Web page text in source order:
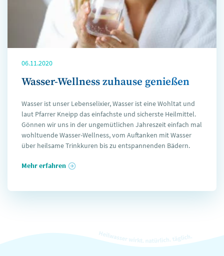
06.11.2020
Wasser-Wellness zuhause genießen
Wasser ist unser Lebenselixier, Wasser ist eine Wohltat und
laut Pfarrer Kneipp das einfachste und sicherste Heilmittel.
Gönnen wir uns in der ungemütlichen Jahreszeit einfach mal
wohltuende Wasser-Wellness, vom Auftanken mit Wasser
über heilsame Trinkkuren bis zu entspannenden Bädern.
Mehr erfahren